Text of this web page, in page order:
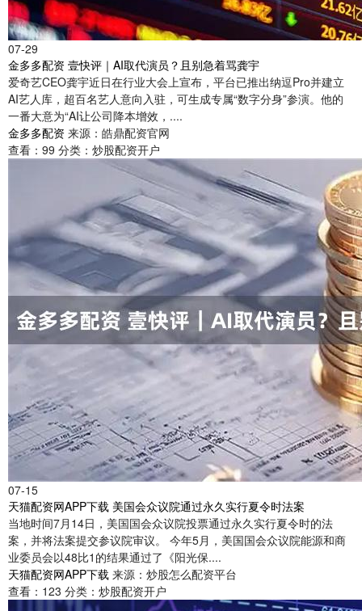
07-29
金多多配资 壹快评｜AI取代演员？且别急着骂龚宇
爱奇艺CEO龚宇近日在行业大会上宣布，平台已推出纳逗Pro并建立
AI艺人库，超百名艺人意向入驻，可生成专属“数字分身”参演。他的
一番大意为“AI让公司降本增效，....
金多多配资 来源：皓鼎配资官网
查看： 99 分类： 炒股配资开户
07-15
天猫配资网APP下载 美国会众议院通过永久实行夏令时法案
当地时间7月14日，美国国会众议院投票通过永久实行夏令时的法
案，并将法案提交参议院审议。 今年5月，美国国会众议院能源和商
业委员会以48比1的结果通过了《阳光保....
天猫配资网APP下载 来源：炒股怎么配资平台
查看： 123 分类： 炒股配资开户